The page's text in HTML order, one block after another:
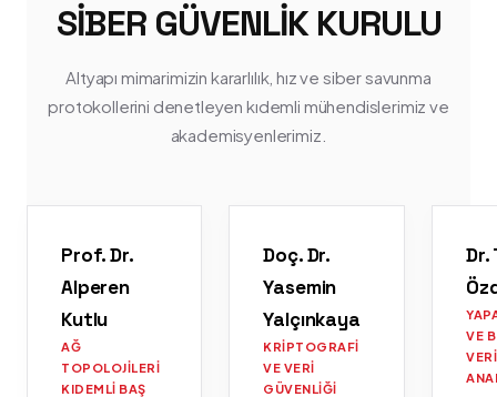
SIBER GÜVENLIK KURULU
Altyapı mimarimizin kararlılık, hız ve siber savunma
protokollerini denetleyen kıdemli mühendislerimiz ve
akademisyenlerimiz.
Prof. Dr.
Alperen
Kutlu
AĞ
TOPOLOJILERI
KIDEMLI BAŞ
Doç. Dr.
Yasemin
Yalçınkaya
KRIPTOGRAFI
VE VERI
GÜVENLIĞI
Dr.
VE
VERI